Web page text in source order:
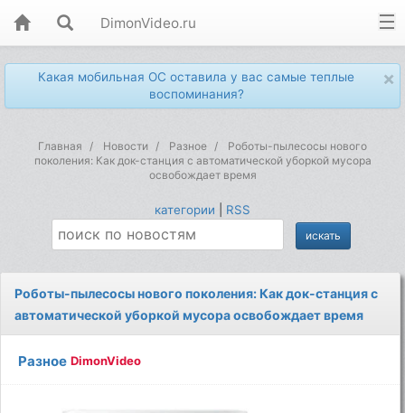
DimonVideo.ru
×
Какая мобильная ОС оставила у вас самые теплые
воспоминания?
Главная Новости Разное
Роботы-пылесосы нового
поколения: Как док-станция с автоматической уборкой мусора
освобождает время
категории RSS
Роботы-пылесосы нового поколения: Как док-станция с
автоматической уборкой мусора освобождает время
Разное DimonVideo